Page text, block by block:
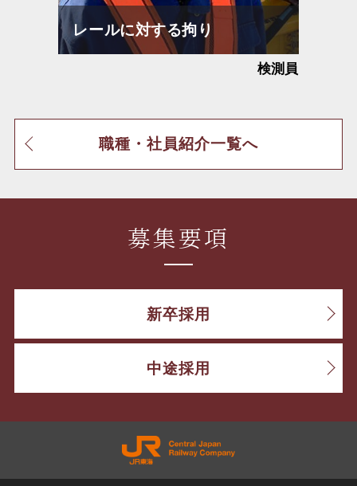
レールに対する拘り
検測員
職種・社員紹介一覧へ
募集要項
新卒採用
中途採用